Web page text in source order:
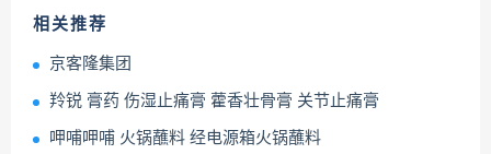
相关推荐
京客隆集团
羚锐 膏药 伤湿止痛膏 藿香壮骨膏 关节止痛膏
呷哺呷哺 火锅蘸料 经电源箱火锅蘸料